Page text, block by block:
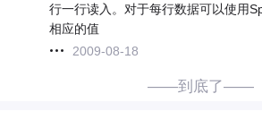
行一行读入。对于每行数据可以使用
相应的值
2009-08-18
——到底了——